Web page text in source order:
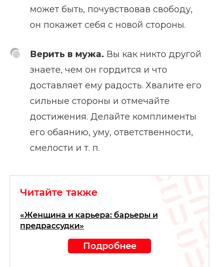
может быть, почувствовав свободу,
он покажет себя с новой стороны.
Верить в мужа. Вы как никто другой
знаете, чем он гордится и что
доставляет ему радость. Хвалите его
сильные стороны и отмечайте
достижения. Делайте комплименты
его обаянию, уму, ответственности,
смелости и т. п.
Читайте также
«Женщина и карьера: барьеры и
предрассудки»
Подробнее